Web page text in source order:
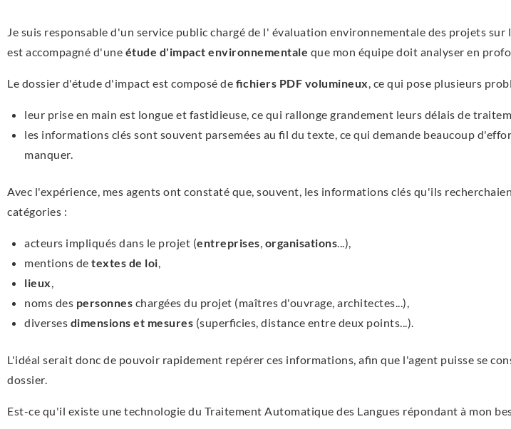
Je suis responsable d'un service public chargé de l' évaluation environnementale des projets
est accompagné d'une étude d'impact environnementale que mon équipe doit analyser en
Le dossier d'étude d'impact est composé de fichiers PDF volumineux, ce qui pose plusieurs
leur prise en main est longue et fastidieuse, ce qui rallonge grandement leurs délais de
les informations clés sont souvent parsemées au fil du texte, ce qui demande beaucoup
manquer.
Avec l'expérience, mes agents ont constaté que, souvent, les informations clés qu'ils
catégories :
acteurs impliqués dans le projet (entreprises, organisations...),
mentions de textes de loi,
lieux,
noms des personnes chargées du projet (maîtres d'ouvrage, architectes...),
diverses dimensions et mesures (superficies, distance entre deux points...).
L'idéal serait donc de pouvoir rapidement repérer ces informations, afin que l'agent puisse se
dossier.
Est-ce qu'il existe une technologie du Traitement Automatique des Langues répondant à mon